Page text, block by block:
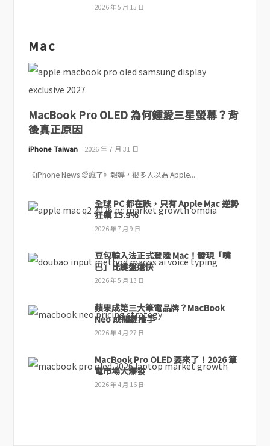
2026 年 5 月 15 日
Mac
MacBook Pro OLED 為何鍾愛三星螢幕？背
後真正原因
iPhone Taiwan 2026 年 7 月 31 日
《iPhone News 愛瘋了》報導，很多人以為 Apple...
全球 PC 都在跌，只有 Apple Mac 逆勢
狂飆 15.9%
2026 年 7 月 9 日
豆包輸入法正式登陸 Mac！發現「嘴
巴」比鍵盤還快
2026 年 5 月 13 日
蘋果成第三大筆電品牌？MacBook
Neo 成關鍵推手
2026 年 4 月 27 日
MacBook Pro OLED 要來了！2026 筆
電市場大爆發
2026 年 4 月 16 日